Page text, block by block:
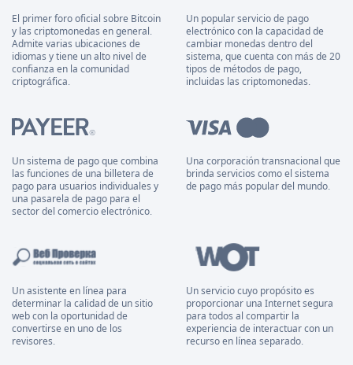
El primer foro oficial sobre Bitcoin
y las criptomonedas en general.
Admite varias ubicaciones de
idiomas y tiene un alto nivel de
confianza en la comunidad
criptográfica.
Un popular servicio de pago
electrónico con la capacidad de
cambiar monedas dentro del
sistema, que cuenta con más de 20
tipos de métodos de pago,
incluidas las criptomonedas.
Un sistema de pago que combina
las funciones de una billetera de
pago para usuarios individuales y
una pasarela de pago para el
sector del comercio electrónico.
Una corporación transnacional que
brinda servicios como el sistema
de pago más popular del mundo.
Un asistente en línea para
determinar la calidad de un sitio
web con la oportunidad de
convertirse en uno de los
revisores.
Un servicio cuyo propósito es
proporcionar una Internet segura
para todos al compartir la
experiencia de interactuar con un
recurso en línea separado.